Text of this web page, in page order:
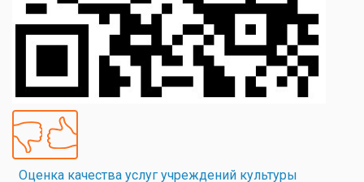
Оценка качества услуг учреждений культуры